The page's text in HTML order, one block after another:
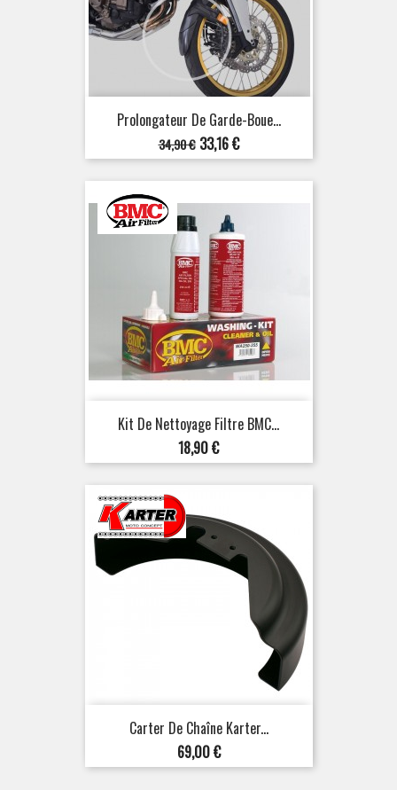
Prolongateur De Garde-Boue...
Prix
de
base
34,90 € Prix
33,16 €
Kit De Nettoyage Filtre BMC...
Prix
18,90 €
Carter De Chaîne Karter...
Prix
69,00 €